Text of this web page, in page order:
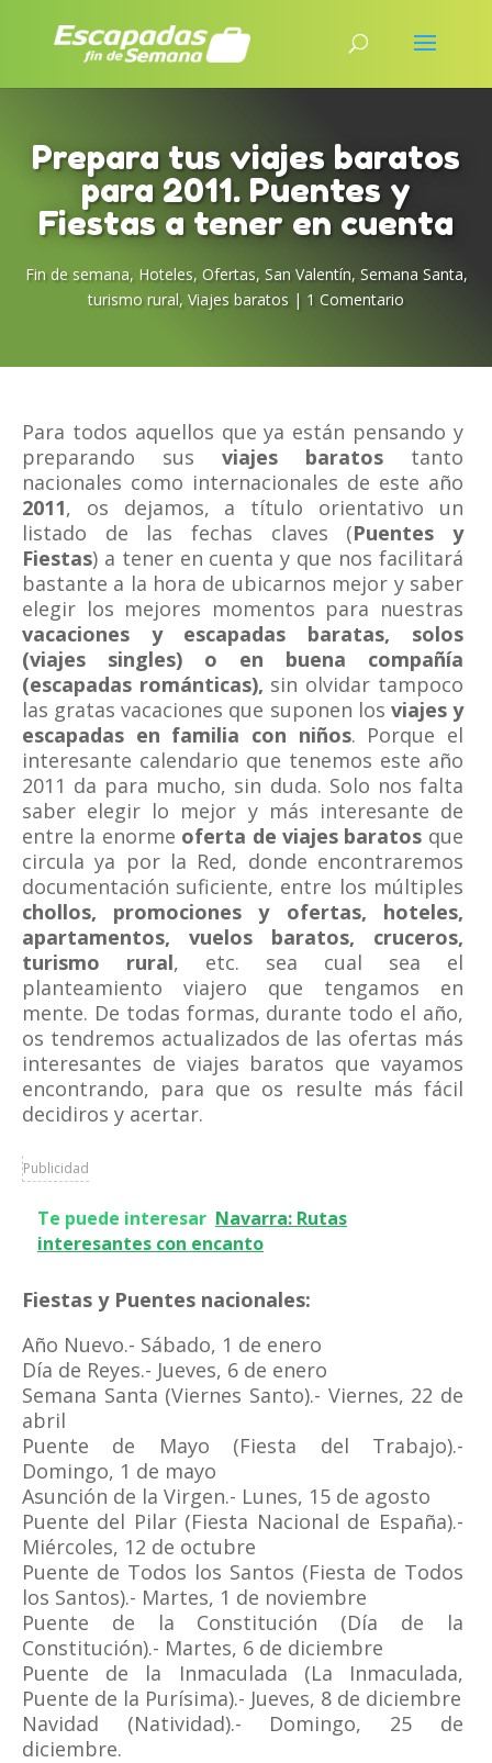
Prepara tus viajes baratos
para 2011. Puentes y
Fiestas a tener en cuenta
Fin de semana, Hoteles, Ofertas, San Valentín, Semana Santa,
turismo rural, Viajes baratos | 1 Comentario
Para todos aquellos que ya están pensando y
preparando sus viajes baratostanto
nacionales como internacionales de este año
2011, os dejamos, a título orientativo un
listado de las fechas claves (Puentes y
Fiestas) a tener en cuenta y que nos facilitará
bastante a la hora de ubicarnos mejor y saber
elegir los mejores momentos para nuestras
vacaciones y escapadas baratas, solos
(viajes singles) o en buena compañía
(escapadas románticas), sin olvidar tampoco
las gratas vacaciones que suponen los viajes y
escapadas en familia con niños. Porque el
interesante calendario que tenemos este año
2011 da para mucho, sin duda. Solo nos falta
saber elegir lo mejor y más interesante de
entre la enorme oferta de viajes baratos que
circula ya por la Red, donde encontraremos
documentación suficiente, entre los múltiples
chollos, promociones y ofertas, hoteles,
apartamentos, vuelos baratos, cruceros,
turismo rural, etc. sea cual sea el
planteamiento viajero que tengamos en
mente. De todas formas, durante todo el año,
os tendremos actualizados de las ofertas más
interesantes de viajes baratos que vayamos
encontrando, para que os resulte más fácil
decidiros y acertar.
Publicidad
Te puede interesar Navarra: Rutas
interesantes con encanto
Fiestas y Puentes nacionales:
Año Nuevo.- Sábado, 1 de enero
Día de Reyes.- Jueves, 6 de enero
Semana Santa (Viernes Santo).- Viernes, 22 de
abril
Puente de Mayo (Fiesta del Trabajo).-
Domingo, 1 de mayo
Asunción de la Virgen.- Lunes, 15 de agosto
Puente del Pilar (Fiesta Nacional de España).-
Miércoles, 12 de octubre
Puente de Todos los Santos (Fiesta de Todos
los Santos).- Martes, 1 de noviembre
Puente de la Constitución (Día de la
Constitución).- Martes, 6 de diciembre
Puente de la Inmaculada (La Inmaculada,
Puente de la Purísima).- Jueves, 8 de diciembre
Navidad (Natividad).- Domingo, 25 de
diciembre.